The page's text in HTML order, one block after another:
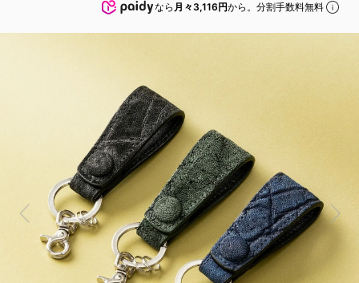
なら 月々3,116円から。分割手数料無料